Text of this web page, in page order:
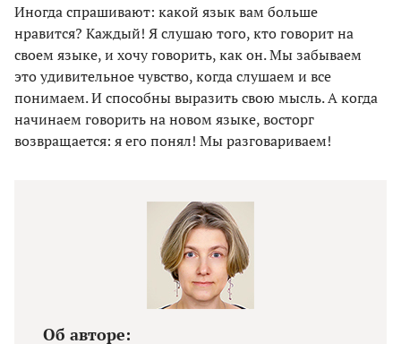
Иногда спрашивают: какой язык вам больше
нравится? Каждый! Я слушаю того, кто говорит на
своем языке, и хочу говорить, как он. Мы забываем
это удивительное чувство, когда слушаем и все
понимаем. И способны выразить свою мысль. А когда
начинаем говорить на новом языке, восторг
возвращается: я его понял! Мы разговариваем!
Об авторе: